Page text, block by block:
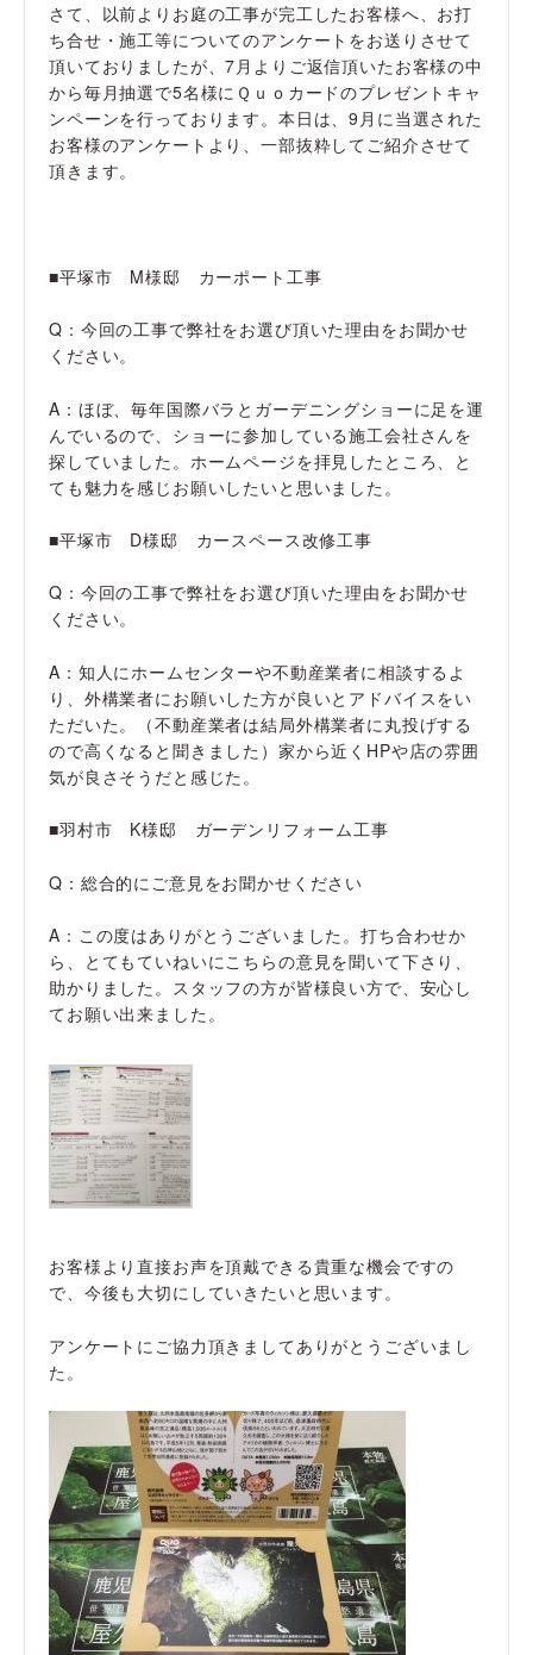
さて、以前よりお庭の工事が完工したお客様へ、お打
ち合せ・施工等についてのアンケートをお送りさせて
頂いておりましたが、7月よりご返信頂いたお客様の中
から毎月抽選で5名様にＱｕｏカードのプレゼントキャ
ンペーンを行っております。本日は、9月に当選された
お客様のアンケートより、一部抜粋してご紹介させて
頂きます。
■平塚市 M様邸 カーポート工事
Q：今回の工事で弊社をお選び頂いた理由をお聞かせ
ください。
A：ほぼ、毎年国際バラとガーデニングショーに足を運
んでいるので、ショーに参加している施工会社さんを
探していました。ホームページを拝見したところ、と
ても魅力を感じお願いしたいと思いました。
■平塚市 D様邸 カースペース改修工事
Q：今回の工事で弊社をお選び頂いた理由をお聞かせ
ください。
A：知人にホームセンターや不動産業者に相談するよ
り、外構業者にお願いした方が良いとアドバイスをい
ただいた。（不動産業者は結局外構業者に丸投げする
ので高くなると聞きました）家から近くHPや店の雰囲
気が良さそうだと感じた。
■羽村市 K様邸 ガーデンリフォーム工事
Q：総合的にご意見をお聞かせください
A：この度はありがとうございました。打ち合わせか
ら、とてもていねいにこちらの意見を聞いて下さり、
助かりました。スタッフの方が皆様良い方で、安心し
てお願い出来ました。
お客様より直接お声を頂戴できる貴重な機会ですの
で、今後も大切にしていきたいと思います。
アンケートにご協力頂きましてありがとうございまし
た。